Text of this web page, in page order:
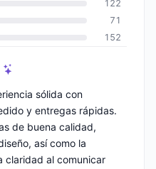
122
71
152
sólida con
y entregas rápidas.
de buena calidad,
así como la
claridad al comunicar